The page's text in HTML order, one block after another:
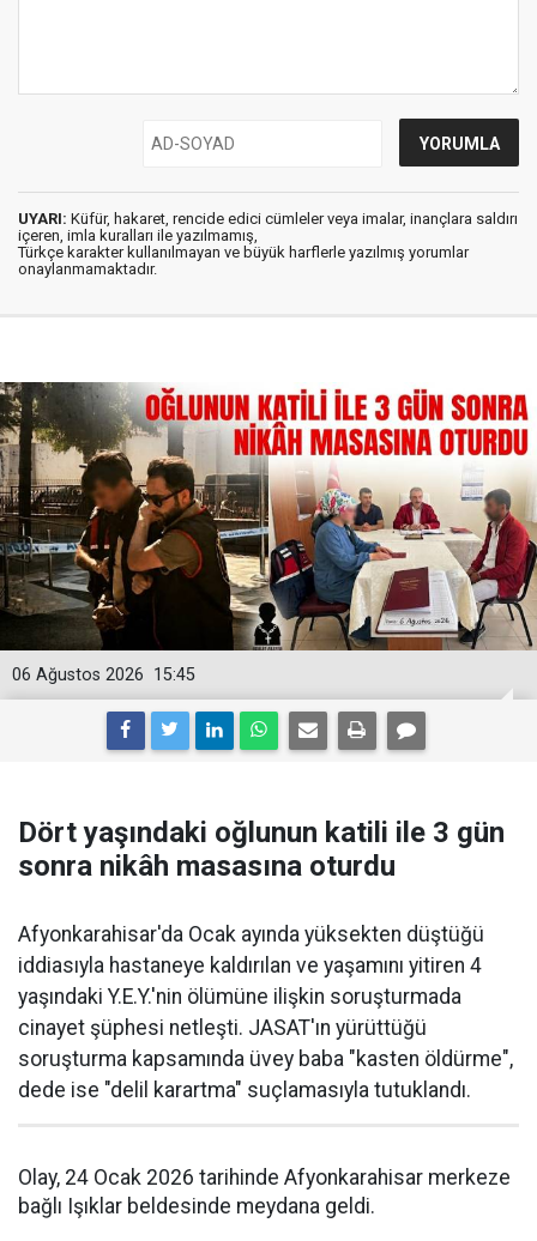
UYARI: Küfür, hakaret, rencide edici cümleler veya imalar, inançlara saldırı
içeren, imla kuralları ile yazılmamış,
Türkçe karakter kullanılmayan ve büyük harflerle yazılmış yorumlar
onaylanmamaktadır.
15:45
06 Ağustos 2026
Dört yaşındaki oğlunun katili ile 3 gün
sonra nikâh masasına oturdu
Afyonkarahisar'da Ocak ayında yüksekten düştüğü
iddiasıyla hastaneye kaldırılan ve yaşamını yitiren 4
yaşındaki Y.E.Y.'nin ölümüne ilişkin soruşturmada
cinayet şüphesi netleşti. JASAT'ın yürüttüğü
soruşturma kapsamında üvey baba "kasten öldürme",
dede ise "delil karartma" suçlamasıyla tutuklandı.
Olay, 24 Ocak 2026 tarihinde Afyonkarahisar merkeze
bağlı Işıklar beldesinde meydana geldi.